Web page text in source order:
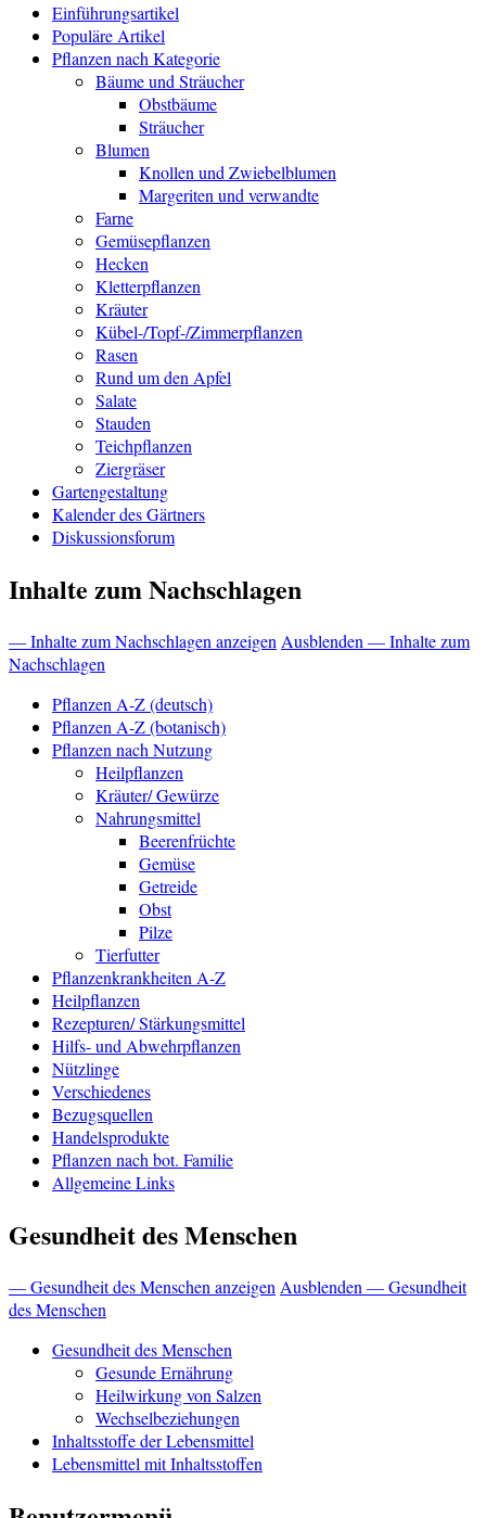
Einführungsartikel
Populäre Artikel
Pflanzen nach Kategorie
Bäume und Sträucher
Obstbäume
Sträucher
Blumen
Knollen und Zwiebelblumen
Margeriten und verwandte
Farne
Gemüsepflanzen
Hecken
Kletterpflanzen
Kräuter
Kübel-/Topf-/Zimmerpflanzen
Rasen
Rund um den Apfel
Salate
Stauden
Teichpflanzen
Ziergräser
Gartengestaltung
Kalender des Gärtners
Diskussionsforum
Inhalte zum Nachschlagen
— Inhalte zum Nachschlagen anzeigen Ausblenden — Inhalte zum
Nachschlagen
Pflanzen A-Z (deutsch)
Pflanzen A-Z (botanisch)
Pflanzen nach Nutzung
Heilpflanzen
Kräuter/ Gewürze
Nahrungsmittel
Beerenfrüchte
Gemüse
Getreide
Obst
Pilze
Tierfutter
Pflanzenkrankheiten A-Z
Heilpflanzen
Rezepturen/ Stärkungsmittel
Hilfs- und Abwehrpflanzen
Nützlinge
Verschiedenes
Bezugsquellen
Handelsprodukte
Pflanzen nach bot. Familie
Allgemeine Links
Gesundheit des Menschen
— Gesundheit des Menschen anzeigen Ausblenden — Gesundheit
des Menschen
Gesundheit des Menschen
Gesunde Ernährung
Heilwirkung von Salzen
Wechselbeziehungen
Inhaltsstoffe der Lebensmittel
Lebensmittel mit Inhaltsstoffen